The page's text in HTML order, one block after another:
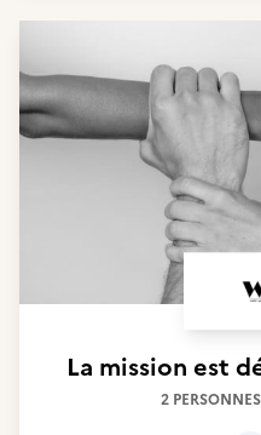
La mission est
2